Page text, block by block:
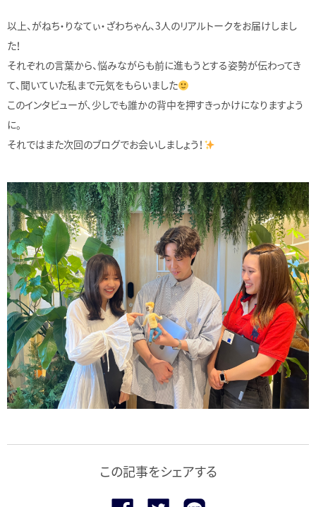
以上、がねち・りなてぃ・ざわちゃん、3人のリアルトークをお届けしまし
た！
それぞれの言葉から、悩みながらも前に進もうとする姿勢が伝わってき
て、聞いていた私まで元気をもらいました
このインタビューが、少しでも誰かの背中を押すきっかけになりますよう
に。
それではまた次回のブログでお会いしましょう！
この記事をシェアする